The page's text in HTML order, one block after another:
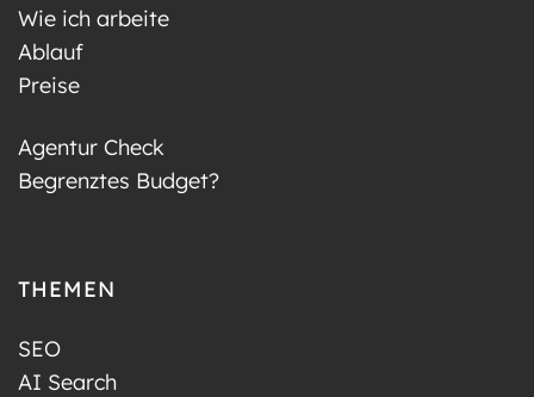
Wie ich arbeite
Ablauf
Preise
Agentur Check
Begrenztes Budget?
THEMEN
SEO
AI Search